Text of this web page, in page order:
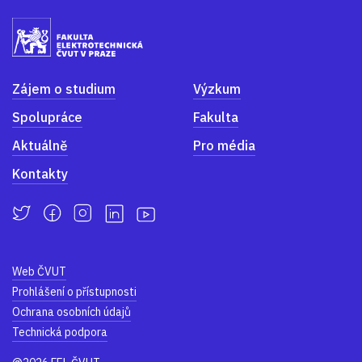
Zájem o studium
Výzkum
Spolupráce
Fakulta
Aktuálně
Pro média
Kontakty
Web ČVUT
Prohlášení o přístupnosti
Ochrana osobních údajů
Technická podpora